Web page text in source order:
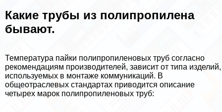
Какие трубы из полипропилена
бывают.
Температура пайки полипропиленовых труб согласно
рекомендациям производителей, зависит от типа изделий,
используемых в монтаже коммуникаций. В
общеотраслевых стандартах приводится описание
четырех марок полипропиленовых труб: